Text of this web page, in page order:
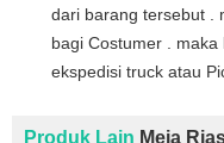
dari barang tersebut .
bagi Costumer . maka
ekspedisi truck atau
Produk Lain Meja